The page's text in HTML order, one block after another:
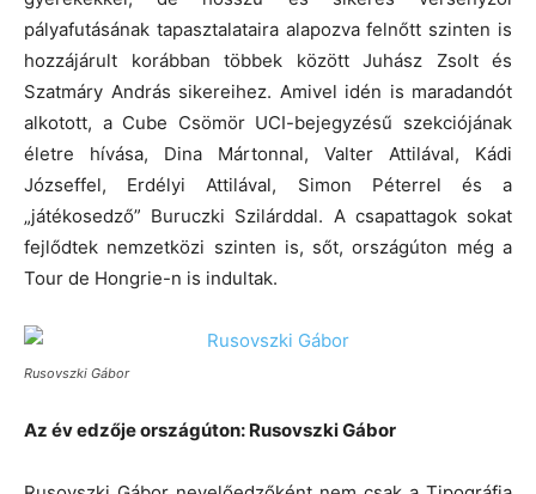
pályafutásának tapasztalataira alapozva felnőtt szinten is
hozzájárult korábban többek között Juhász Zsolt és
Szatmáry András sikereihez. Amivel idén is maradandót
alkotott, a Cube Csömör UCI-bejegyzésű szekciójának
életre hívása, Dina Mártonnal, Valter Attilával, Kádi
Józseffel, Erdélyi Attilával, Simon Péterrel és a
„játékosedző” Buruczki Szilárddal. A csapattagok sokat
fejlődtek nemzetközi szinten is, sőt, országúton még a
Tour de Hongrie-n is indultak.
Rusovszki Gábor
Az év edzője országúton: Rusovszki Gábor